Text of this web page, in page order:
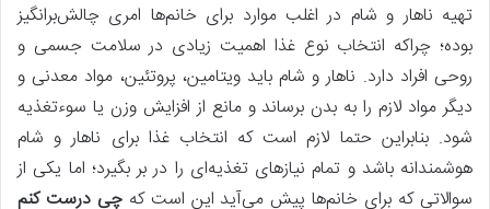
تهیه ناهار و شام در اغلب موارد برای خانم‌ها امری چالش‌برانگیز
بوده؛ چراکه انتخاب نوع غذا اهمیت زیادی در سلامت جسمی و
روحی افراد دارد. ناهار و شام باید ویتامین، پروتئین، مواد معدنی و
دیگر مواد لازم را به بدن برساند و مانع از افزایش وزن یا سوءتغذیه
شود. بنابراین حتما لازم است که انتخاب غذا برای ناهار و شام
هوشمندانه باشد و تمام نیازهای تغذیه‌ای را در بر بگیرد؛ اما یکی از
سوالاتی که برای خانم‌ها پیش می‌آید این است کهچی درست کنم